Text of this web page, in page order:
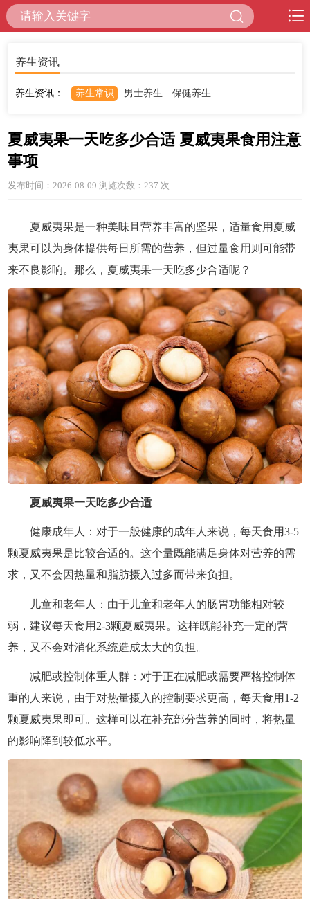
养生资讯
养生资讯： 养生常识 男士养生 保健养生
夏威夷果一天吃多少合适 夏威夷果食用注意
事项
发布时间：2026-08-09 浏览次数：237 次
夏威夷果是一种美味且营养丰富的坚果，适量食用夏威
夷果可以为身体提供每日所需的营养，但过量食用则可能带
来不良影响。那么，夏威夷果一天吃多少合适呢？
夏威夷果一天吃多少合适
健康成年人：对于一般健康的成年人来说，每天食用3-5
颗夏威夷果是比较合适的。这个量既能满足身体对营养的需
求，又不会因热量和脂肪摄入过多而带来负担。
儿童和老年人：由于儿童和老年人的肠胃功能相对较
弱，建议每天食用2-3颗夏威夷果。这样既能补充一定的营
养，又不会对消化系统造成太大的负担。
减肥或控制体重人群：对于正在减肥或需要严格控制体
重的人来说，由于对热量摄入的控制要求更高，每天食用1-2
颗夏威夷果即可。这样可以在补充部分营养的同时，将热量
的影响降到较低水平。